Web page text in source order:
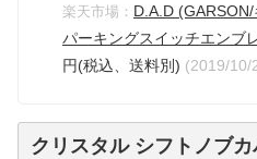
楽天市場： D.A.D
パーキングスイッチエンブ
円(税込、送料別) (2019/10/
クリスタル シフトノブカ